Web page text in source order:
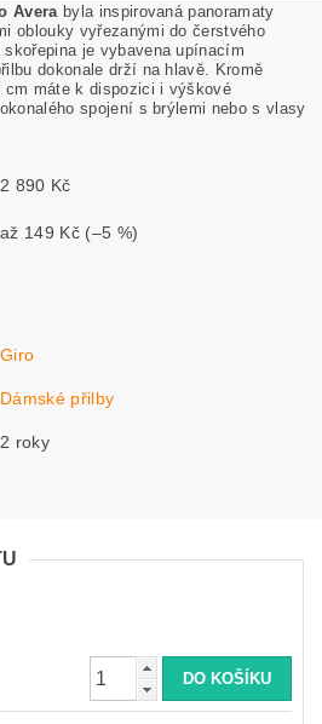
Avera byla inspirovaná panoramaty
oblouky vyřezanými do čerstvého
skořepina je vybavena upínacím
dokonale drží na hlavě. Kromě
cm máte k dispozici i výškové
spojení s brýlemi nebo s vlasy
2 890 Kč
až 149 Kč (–5 %)
Giro
Dámské přilby
2 roky